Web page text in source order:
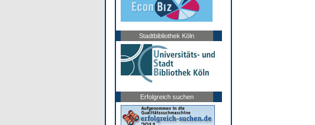
Stadtbibliothek Köln
Erfolgreich suchen